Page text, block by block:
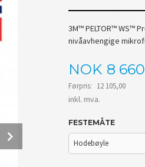
3M™ PELTOR™ WS™
nivåavhengige
Tilbud
NOK 8
Førpris: 12 105,00
Rabatt
inkl. mva.
FESTEMÅTE